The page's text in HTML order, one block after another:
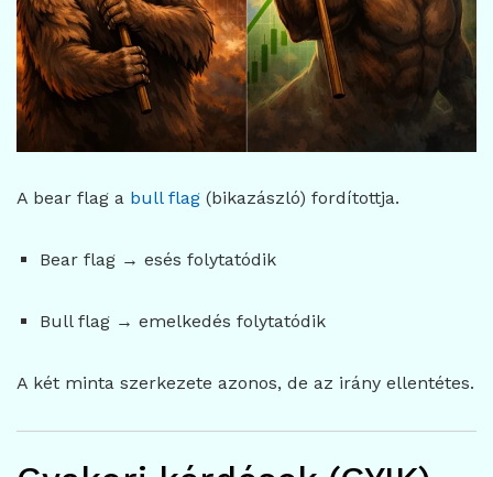
A bear flag a bull flag (bikazászló) fordítottja.
Bear flag → esés folytatódik
Bull flag → emelkedés folytatódik
A két minta szerkezete azonos, de az irány ellentétes.